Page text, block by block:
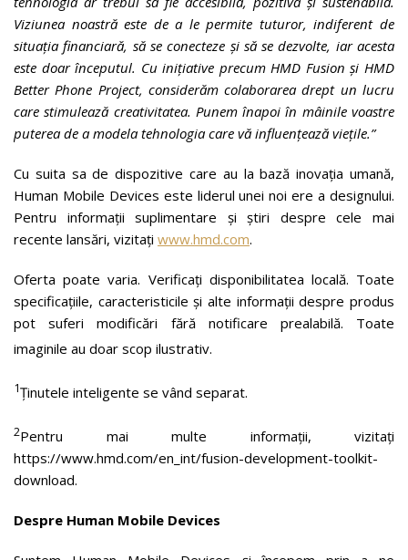
Viziunea noastră este de a le permite tuturor, indiferent de
situația financiară, să se conecteze și să se dezvolte, iar acesta
este doar începutul. Cu inițiative precum HMD Fusion și HMD
Better Phone Project, considerămcolaborarea drept un lucru
care stimulează creativitatea. Punem înapoi în mâinile voastre
puterea de a modela tehnologia care vă influențează viețile.”
Cu suita sa de dispozitive care au la bază inovația umană,
Human Mobile Devices este liderul unei noi ere a designului.
Pentru informații suplimentare și știri despre cele mai
recente lansări, vizitați www.hmd.com.
Oferta poate varia. Verificați disponibilitatea locală. Toate
specificațiile, caracteristicile și alte informații despre produs
pot suferi modificări fără notificare prealabilă. Toate
imaginile au doar scop ilustrativ.
1Ținutele inteligente se vând separat.
2Pentru mai multe informații, vizitați
https://www.hmd.com/en_int/fusion-development-toolkit-
download.
Despre Human Mobile Devices